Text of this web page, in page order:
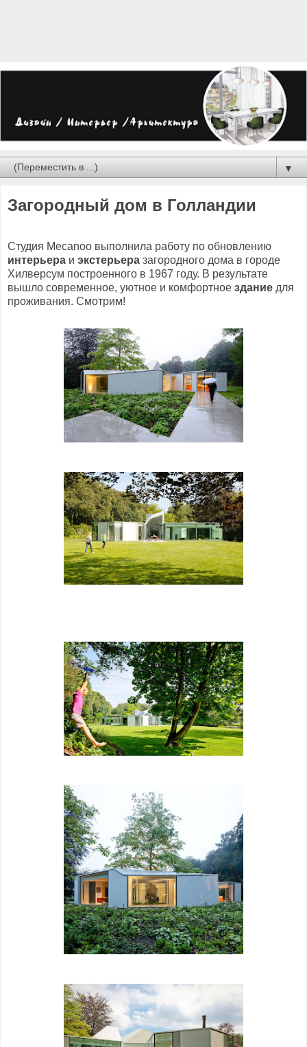
▼
Загородный дом в Голландии
Студия Mecanoo выполнила работу по обновлению
интерьера и экстерьера загородного дома в городе
Хилверсум построенного в 1967 году. В результате
вышло современное, уютное и комфортное здание для
проживания. Смотрим!